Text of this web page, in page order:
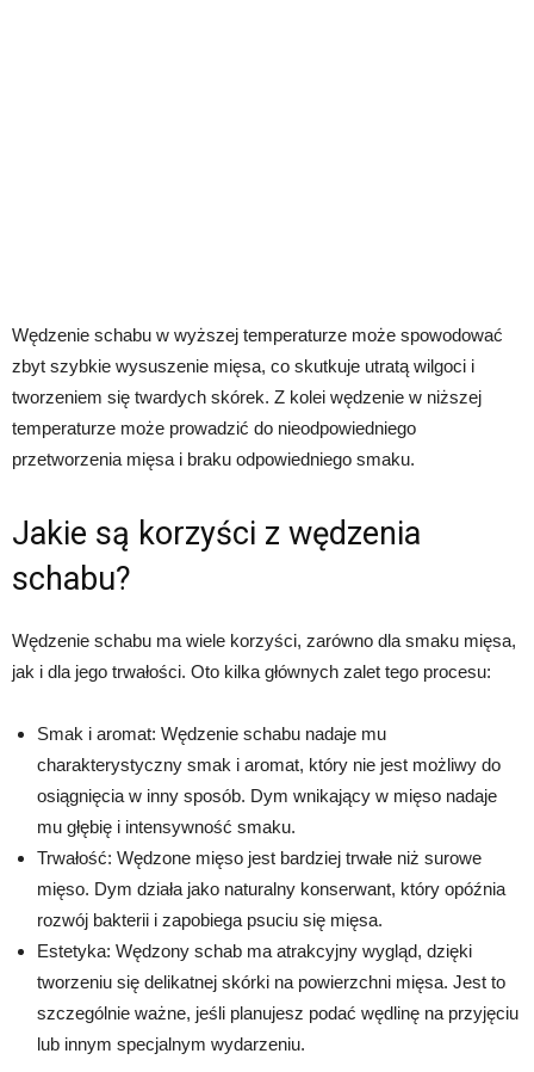
Wędzenie schabu w wyższej temperaturze może spowodować
zbyt szybkie wysuszenie mięsa, co skutkuje utratą wilgoci i
tworzeniem się twardych skórek. Z kolei wędzenie w niższej
temperaturze może prowadzić do nieodpowiedniego
przetworzenia mięsa i braku odpowiedniego smaku.
Jakie są korzyści z wędzenia
schabu?
Wędzenie schabu ma wiele korzyści, zarówno dla smaku mięsa,
jak i dla jego trwałości. Oto kilka głównych zalet tego procesu:
Smak i aromat: Wędzenie schabu nadaje mu
charakterystyczny smak i aromat, który nie jest możliwy do
osiągnięcia w inny sposób. Dym wnikający w mięso nadaje
mu głębię i intensywność smaku.
Trwałość: Wędzone mięso jest bardziej trwałe niż surowe
mięso. Dym działa jako naturalny konserwant, który opóźnia
rozwój bakterii i zapobiega psuciu się mięsa.
Estetyka: Wędzony schab ma atrakcyjny wygląd, dzięki
tworzeniu się delikatnej skórki na powierzchni mięsa. Jest to
szczególnie ważne, jeśli planujesz podać wędlinę na przyjęciu
lub innym specjalnym wydarzeniu.